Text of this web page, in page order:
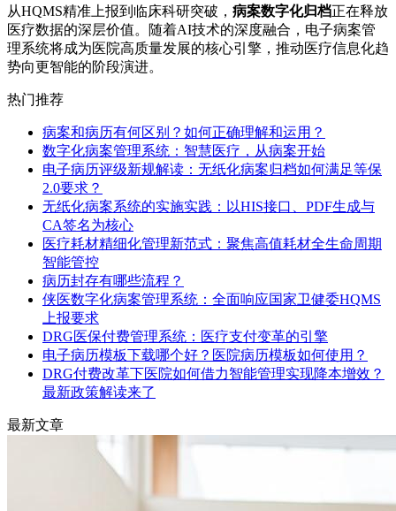
从HQMS精准上报到临床科研突破， 病案数字化归档正在释放
医疗数据的深层价值。随着AI技术的深度融合，电子病案管
理系统将成为医院高质量发展的核心引擎，推动医疗信息化趋
势向更智能的阶段演进。
热门推荐
病案和病历有何区别？如何正确理解和运用？
数字化病案管理系统：智慧医疗，从病案开始
电子病历评级新规解读：无纸化病案归档如何满足等保
2.0要求？
无纸化病案系统的实施实践：以HIS接口、PDF生成与
CA签名为核心
医疗耗材精细化管理新范式：聚焦高值耗材全生命周期
智能管控
病历封存有哪些流程？
侠医数字化病案管理系统：全面响应国家卫健委HQMS
上报要求
DRG医保付费管理系统：医疗支付变革的引擎
电子病历模板下载哪个好？医院病历模板如何使用？
DRG付费改革下医院如何借力智能管理实现降本增效？
最新政策解读来了
最新文章